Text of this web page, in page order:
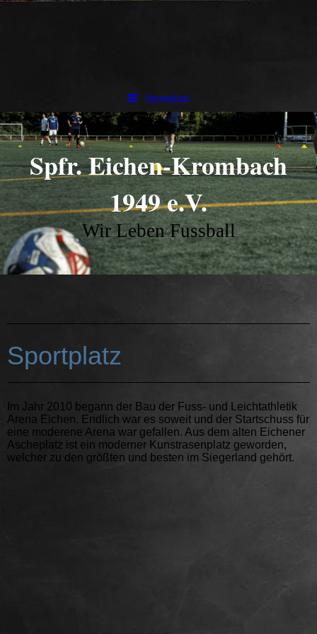
Sportplatz
Spfr. Eichen-Krombach
1949 e.V.
Wir Leben Fussball
Sportplatz
Im Jahr 2010 begann der Bau der Fuss- und Leichtathletik
Arena Eichen. Endlich war es soweit und der Startschuss für
eine moderene Arena war gefallen. Aus dem alten Eichener
Ascheplatz ist ein moderner Kunstrasenplatz geworden,
welcher zu den größten und besten im Siegerland gehört.